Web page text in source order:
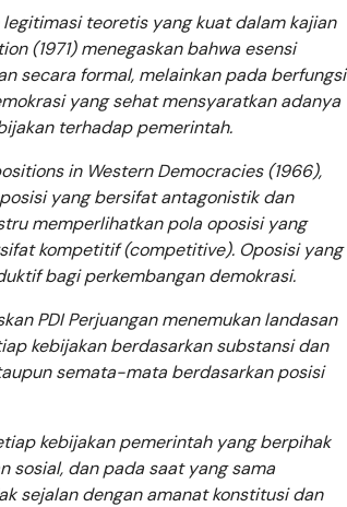
teoretis yang kuat dalam kajian
(1971) menegaskan bahwa esensi
secara formal, melainkan pada berfungsi
yang sehat mensyaratkan adanya
terhadap pemerintah.
in Western Democracies (1966),
yang bersifat antagonistik dan
memperlihatkan pola oposisi yang
kompetitif (competitive). Oposisi yang
bagi perkembangan demokrasi.
PDI Perjuangan menemukan landasan
kebijakan berdasarkan substansi dan
semata-mata berdasarkan posisi
kebijakan pemerintah yang berpihak
sosial, dan pada saat yang sama
sejalan dengan amanat konstitusi dan